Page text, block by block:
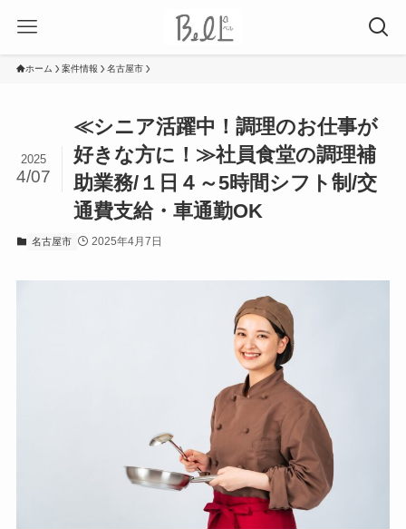
ホーム 案件情報 名古屋市
≪シニア活躍中！調理のお仕事が
好きな方に！≫社員食堂の調理補
助業務/１日４～5時間シフト制/交
通費支給・車通勤OK
2025
4/07
名古屋市 2025年4月7日